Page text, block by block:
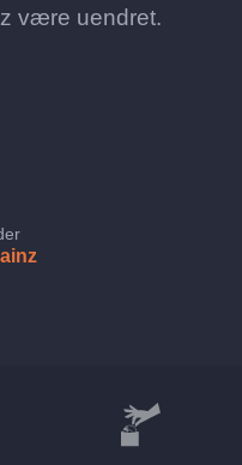
være uendret.